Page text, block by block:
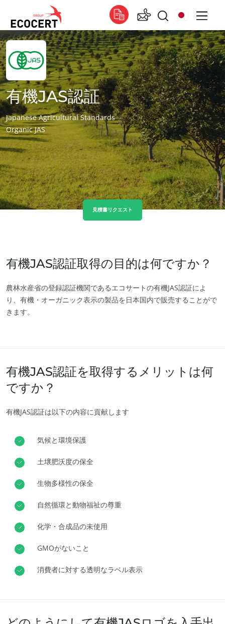
エコサートの提供する各種サービス
認証
トレーニング
コンサルティング
エコサート
エコサートについて
グローバル
(スペイン語)
Global (フランス語)
Global (英語)
アフリカ
チュニジア (フランス語)
南アフリカ (英語)
アジア
インド (英語)
韓国 (韓国語)
アメリカ
アメリカ合衆国 (英語)
コロンビア (スペイン語)
チリ (スペイン語)
ブラジル (ポルトガル語)
メキシコ (スペイン語)
ヨーロッパ
イタリア (イタリア語)
スイス (ドイツ語)
トルコ (トルコ語)
ドイツ (ドイツ語)
ルーマニア (ルーマニア語)
有機JAS認証
Japanese Agricultural Standards
Organic JAS
見積書リクエスト
有機JAS認証取得の目的は何ですか？
農林水産省の登録認証機関であるエコサートの有機JAS認証によ
り、有機・オーガニック表示の製品を日本国内で販売することがで
きます。
有機JAS認証を取得するメリットは何
ですか？
有機JAS認証は以下の内容に貢献します
気候と環境保護
土壌肥沃度の保全
生物多様性の保全
自然循環と動物福祉の尊重
化学・合成品の未使用
GMOがないこと
消費者に対する透明なラベル表示